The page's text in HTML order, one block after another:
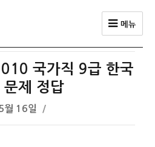
메뉴
국가직 9급 한국
제 정답
월 16일